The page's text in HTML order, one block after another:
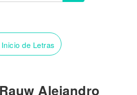
Inicio de Letras
Alejandro